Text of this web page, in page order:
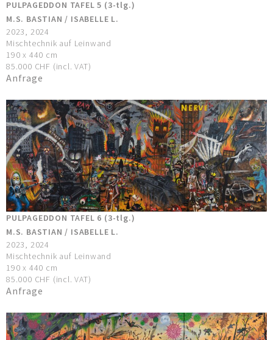
PULPAGEDDON TAFEL 5 (3-tlg.)
M.S. BASTIAN / ISABELLE L.
2023, 2024
Mischtechnik auf Leinwand
190 x 440 cm
85.000 CHF (incl. VAT)
Anfrage
PULPAGEDDON TAFEL 6 (3-tlg.)
M.S. BASTIAN / ISABELLE L.
2023, 2024
Mischtechnik auf Leinwand
190 x 440 cm
85.000 CHF (incl. VAT)
Anfrage